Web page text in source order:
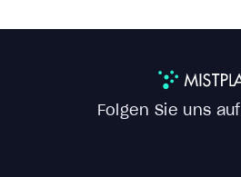
Folgen Sie uns auf